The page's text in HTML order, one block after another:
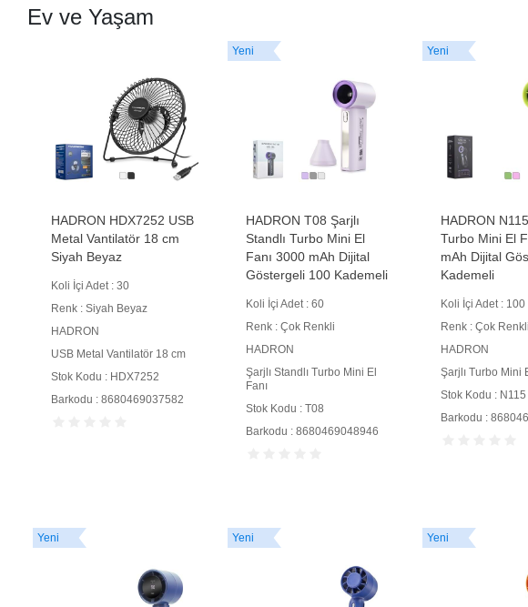
Ev ve Yaşam
HADRON HDX7252 USB
Metal Vantilatör 18 cm
Siyah Beyaz
Koli İçi Adet : 30
Renk : Siyah Beyaz
HADRON
USB Metal Vantilatör 18 cm
Stok Kodu : HDX7252
Barkodu : 8680469037582
Yeni
HADRON T08 Şarjlı
Standlı Turbo Mini El
Fanı 3000 mAh Dijital
Göstergeli 100 Kademeli
Koli İçi Adet : 60
Renk : Çok Renkli
HADRON
Şarjlı Standlı Turbo Mini El
Fanı
Stok Kodu : T08
Barkodu : 8680469048946
Yeni
HADRON
Turbo Mini El
mAh Dijital
Kademeli
Koli İçi Adet : 100
Renk : Çok Renkli
HADRON
Şarjlı Turbo Mini
Stok Kodu : N115
Barkodu :
Yeni Yeni Yeni